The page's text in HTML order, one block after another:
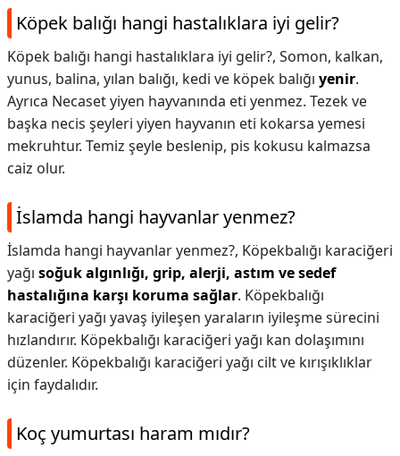
Köpek balığı hangi hastalıklara iyi gelir?
Köpek balığı hangi hastalıklara iyi gelir?, Somon, kalkan,
yunus, balina, yılan balığı, kedi ve köpek balığı yenir.
Ayrıca Necaset yiyen hayvanında eti yenmez. Tezek ve
başka necis şeyleri yiyen hayvanın eti kokarsa yemesi
mekruhtur. Temiz şeyle beslenip, pis kokusu kalmazsa
caiz olur.
İslamda hangi hayvanlar yenmez?
İslamda hangi hayvanlar yenmez?, Köpekbalığı karaciğeri
yağı soğuk algınlığı, grip, alerji, astım ve sedef
hastalığına karşı koruma sağlar. Köpekbalığı
karaciğeri yağı yavaş iyileşen yaraların iyileşme sürecini
hızlandırır. Köpekbalığı karaciğeri yağı kan dolaşımını
düzenler. Köpekbalığı karaciğeri yağı cilt ve kırışıklıklar
için faydalıdır.
Koç yumurtası haram mıdır?